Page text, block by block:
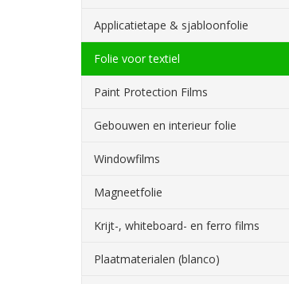
Applicatietape & sjabloonfolie
Folie voor textiel
Paint Protection Films
Gebouwen en interieur folie
Windowfilms
Magneetfolie
Krijt-, whiteboard- en ferro films
Plaatmaterialen (blanco)